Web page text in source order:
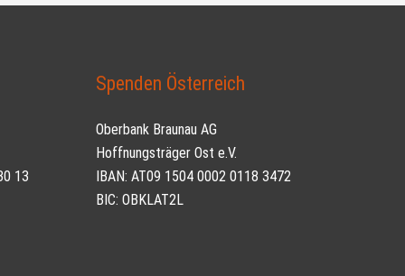
13
Spenden Österreich
Oberbank Braunau AG
Hoffnungsträger Ost e.V.
IBAN: AT09 1504 0002 0118 3472
BIC: OBKLAT2L